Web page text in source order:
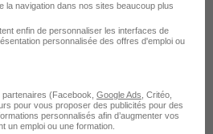
Courte
la navigation dans nos sites beaucoup plus
enfin de personnaliser les interfaces de
personnalisée des offres d'emploi ou
partenaires (Facebook, Google Ads , Critéo,
pour vous proposer des publicités pour des
personnalisés afin d’augmenter vos
un emploi ou une formation.